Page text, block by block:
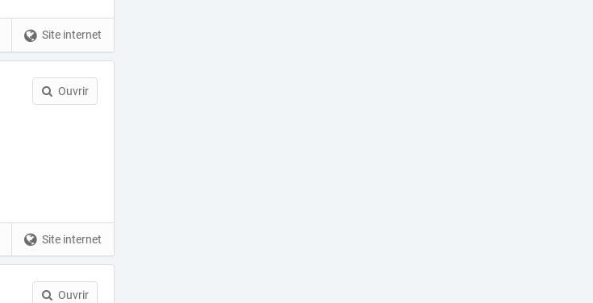
Site internet
Ouvrir
Site internet
Ouvrir